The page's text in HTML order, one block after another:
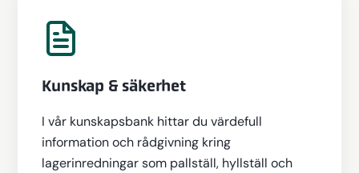
Kunskap & säkerhet
I vår kunskapsbank hittar du värdefull
information och rådgivning kring
lagerinredningar som pallställ, hyllställ och